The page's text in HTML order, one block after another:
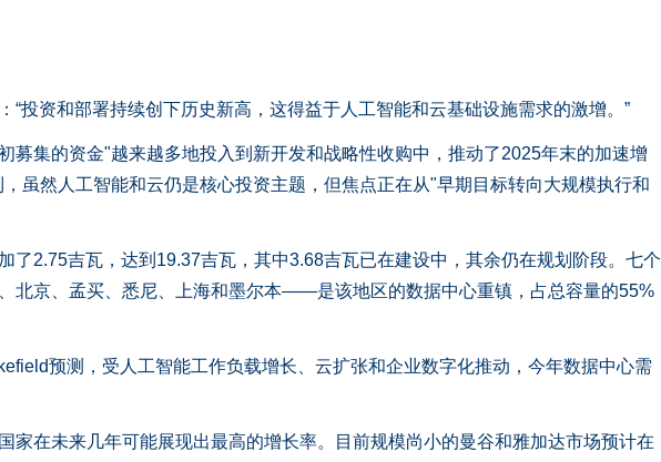
资和部署持续创下历史新高，这得益于人工智能和云基础设施需求的激增。”
集的资金"越来越多地投入到新开发和战略性收购中，推动了2025年末的加速增
虽然人工智能和云仍是核心投资主题，但焦点正在从"早期目标转向大规模执行和
2.75吉瓦，达到19.37吉瓦，其中3.68吉瓦已在建设中，其余仍在规划阶段。七个
京、孟买、悉尼、上海和墨尔本——是该地区的数据中心重镇，占总容量的55%
预测，受人工智能工作负载增长、云扩张和企业数字化推动，今年数据中心需
在未来几年可能展现出最高的增长率。目前规模尚小的曼谷和雅加达市场预计在